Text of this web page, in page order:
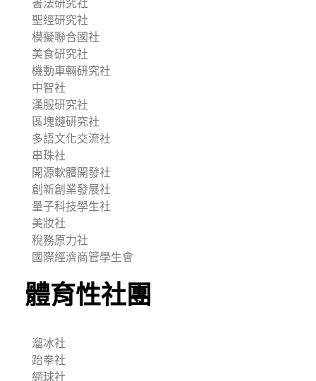
聖經研究社
模擬聯合國社
美食研究社
機動車輛研究社
中智社
漢服研究社
區塊鏈研究社
多語文化交流社
串珠社
開源軟體開發社
創新創業發展社
量子科技學生社
美妝社
稅務原力社
國際經濟商管學生會
體育性社團
溜冰社
跆拳社
網球社